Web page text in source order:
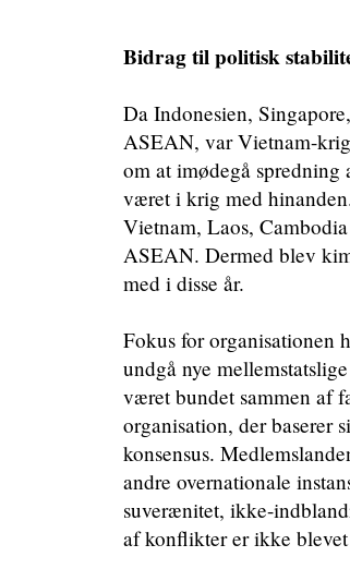
Bidrag til politisk
Da Indonesien,
ASEAN, var Vietnam-
om at imødegå
været i krig med
Vietnam, Laos,
ASEAN. Dermed blev
med i disse år.
Fokus for organisationen
undgå nye
været bundet sammen af
organisation, der baserer
konsensus.
andre overnationale
suverænitet, ikke-
af konflikter er ikke